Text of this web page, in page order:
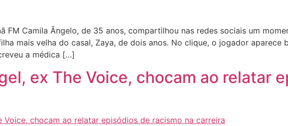
FM Camila Ângelo, de 35 anos, compartilhou nas redes sociais um
mais velha do casal, Zaya, de dois anos. No clique, o jogador aparece
a médica […]
ex The Voice, chocam ao relatar